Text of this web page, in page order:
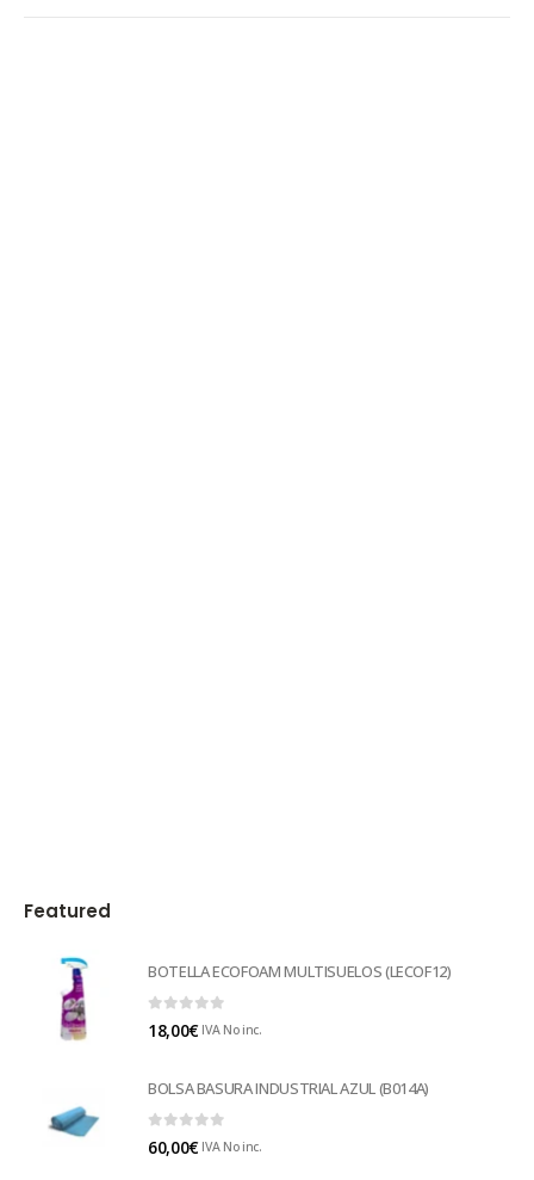
Featured
BOTELLA ECOFOAM MULTISUELOS (LECOF12)
0 out of 5
18,00€ IVA No inc.
BOLSA BASURA INDUSTRIAL AZUL (B014A)
0 out of 5
60,00€ IVA No inc.